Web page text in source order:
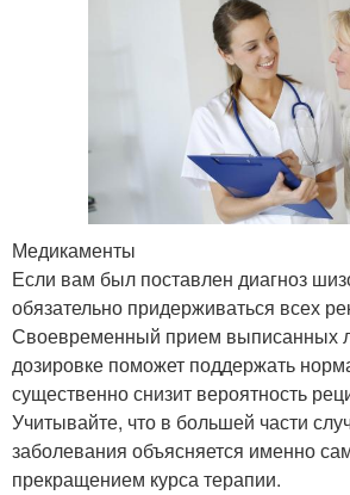
Медикаменты
Если вам был поставлен диагноз
обязательно придерживаться всех
Своевременный прием выписанных
дозировке поможет поддержать
существенно снизит вероятность
Учитывайте, что в большей части
заболевания объясняется именно
прекращением курса терапии.